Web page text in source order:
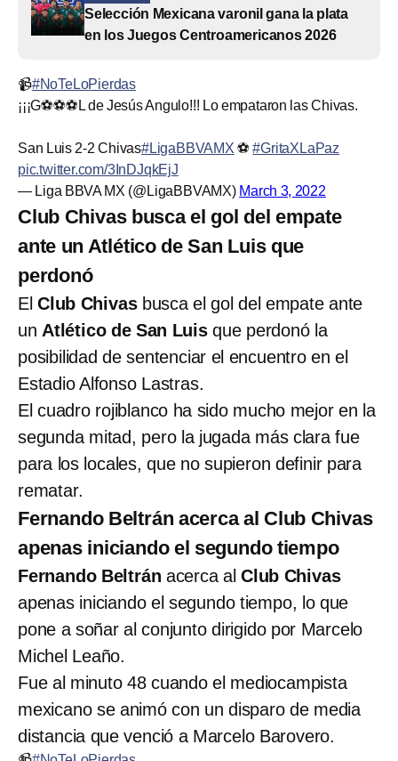
Selección Mexicana varonil gana la plata
en los Juegos Centroamericanos 2026
📹#NoTeLoPierdas
¡¡¡G⚽⚽⚽L de Jesús Angulo!!! Lo empataron las Chivas.
San Luis 2-2 Chivas#LigaBBVAMX ⚽#GritaXLaPaz
pic.twitter.com/3InDJqkEjJ
— Liga BBVA MX (@LigaBBVAMX) March 3, 2022
Club Chivas busca el gol del empate
ante un Atlético de San Luis que
perdonó
El Club Chivasbusca el gol del empate ante
un Atlético de San Luisque perdonó la
posibilidad de sentenciar el encuentro en el
Estadio Alfonso Lastras.
El cuadro rojiblanco ha sido mucho mejor en la
segunda mitad, pero la jugada más clara fue
para los locales, que no supieron definir para
rematar.
Fernando Beltrán acerca al Club Chivas
apenas iniciando el segundo tiempo
Fernando Beltrán acerca alClub Chivas
apenas iniciando el segundo tiempo, lo que
pone a soñar al conjunto dirigido por Marcelo
Michel Leaño.
Fue al minuto 48 cuando el mediocampista
mexicano se animó con un disparo de media
distancia que venció a Marcelo Barovero.